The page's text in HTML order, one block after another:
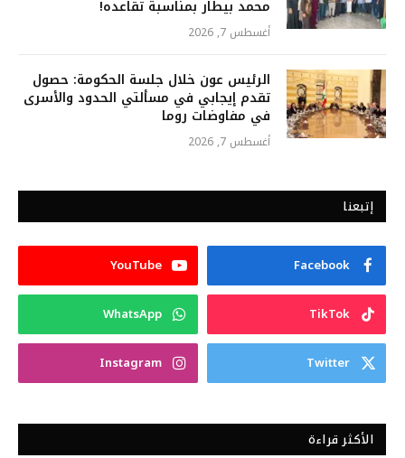
محمد بيطار بمناسبة تقاعده!
أغسطس 7, 2026
الرئيس عون خلال جلسة الحكومة: حصول
تقدم إيجابي في مسألتي الحدود والأسرى
في مفاوضات روما
أغسطس 7, 2026
إتبعنا
Facebook
YouTube
TikTok
WhatsApp
Twitter
Instagram
الأكثر قراءة